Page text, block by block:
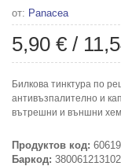
от: Panacea
5,90 € /
Билкова тинктура по
антивъзпалително и
вътрешни и външни
Продуктов код:
Баркод: